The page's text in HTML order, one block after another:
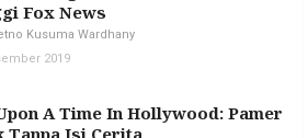
Fox News
Kusuma Wardhany
2019
A Time In Hollywood: Pamer
Tanpa Isi Cerita